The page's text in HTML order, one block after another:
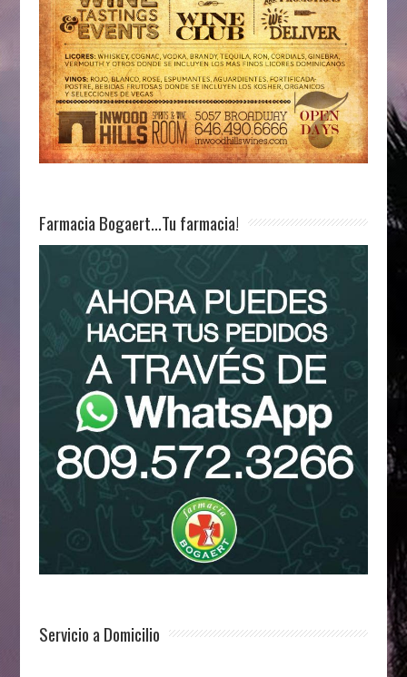
Farmacia Bogaert…Tu farmacia!
Servicio a Domicilio